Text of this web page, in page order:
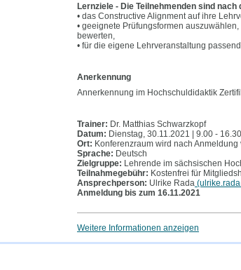
Lernziele - Die Teilnehmenden sind nach
• das Constructive Alignment auf ihre
• geeignete Prüfungsformen
bewerten,
• für die eigene Lehrveranstaltung
Anerkennung
Annerkennung im Hochschuldidaktik
Trainer: Dr. Matthias Schwarzkopf
Datum: Dienstag, 30.11.2021 | 9.00 -
Ort: Konferenzraum wird nach
Sprache: Deutsch
Zielgruppe: Lehrende im sächsischen
Teilnahmegebühr: Kostenfrei für
Ansprechperson: Ulrike Rada
Anmeldung bis zum 16.11.2021
Weitere Informationen anzeigen